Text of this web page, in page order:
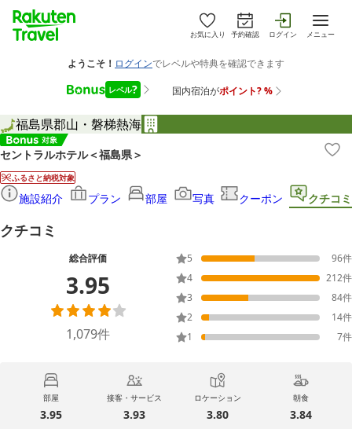
お気に入り 予約確認 ログイン メニュー
福島県郡山・磐梯熱海
セントラルホテル＜福島県＞
ふるさと納税対象
施設紹介 プラン 部屋 写真 クーポン クチコミ
クチコミ
総合評価
3.95
1,079件
5 96件
4
212件
3
84件
2
14件
1
7件
部屋
3.95
接客・サービス
3.93
ロケーション
3.80
朝食
3.84